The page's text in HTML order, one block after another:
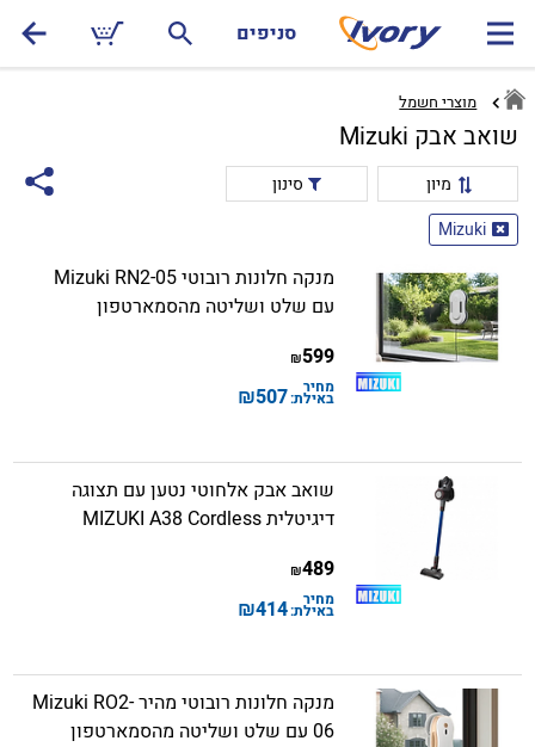
סניפים
מוצרי חשמל
שואב אבק Mizuki
מיון
סינון
Mizuki
מנקה חלונות רובוטי Mizuki RN2-05
עם שלט ושליטה מהסמארטפון
599
₪
מחיר
באילת:507
₪
שואב אבק אלחוטי נטען עם תצוגה
דיגיטלית MIZUKI A38 Cordless
489
₪
מחיר
באילת:414
₪
מנקה חלונות רובוטי מהיר Mizuki RO2-
06 עם שלט ושליטה מהסמארטפון